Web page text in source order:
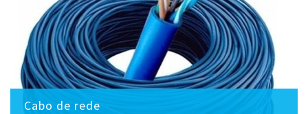
Cabo de rede